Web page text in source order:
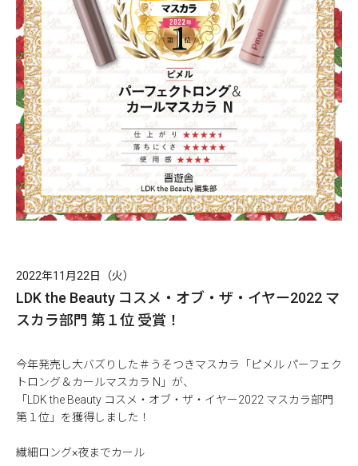
2022年11月22日（火）
LDK the Beauty コスメ・オブ・ザ・イヤー2022 マ
スカラ部門 第１位 受賞！
今年発売し大バズりした＃うそつきマスカラ「ピメル パーフェク
トロング＆カールマスカラ N」が、
「LDK the Beauty コスメ・オブ・ザ・イヤー2022 マスカラ部門
第１位」を獲得しました！
繊細ロング×夜までカール